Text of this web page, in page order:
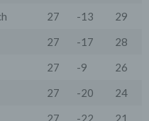
27 -13
29
27 -17
28
27 -9
26
27 -20
24
27 -22
21
an Dritte nur,
notwendig ist (z.B.
oder für andere
sind, um unsere
den Nutzern
an Lieferanten).
(per Kontaktformular